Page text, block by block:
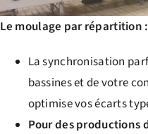
Le moulage par répartition :
La synchronisation
bassines et de votre
optimise vos écarts
Pour des productions